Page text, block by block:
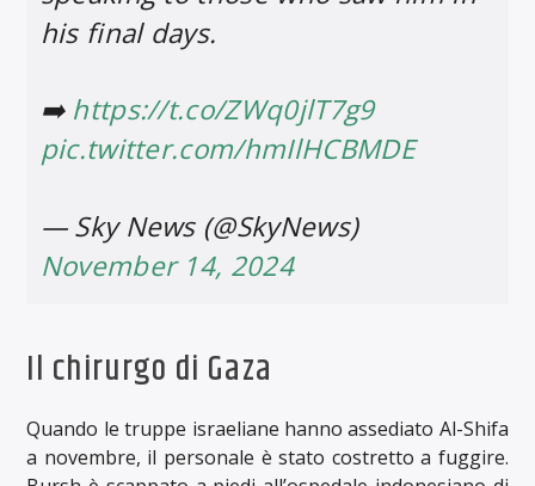
his final days.
➡️ https://t.co/ZWq0jlT7g9
pic.twitter.com/hmIlHCBMDE
— Sky News (@SkyNews)
November 14, 2024
Il chirurgo di Gaza
Quando le truppe israeliane hanno assediato Al-Shifa
a novembre, il personale è stato costretto a fuggire.